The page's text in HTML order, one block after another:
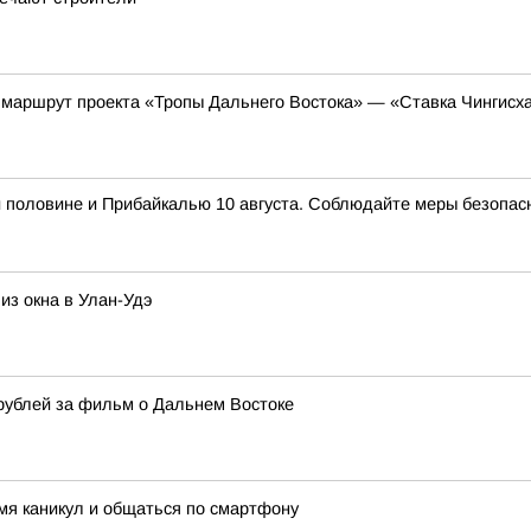
проекта «Тропы Дальнего Востока» — «Ставка
и Прибайкалью 10 августа. Соблюдайте меры
окна в Улан-Удэ
за фильм о Дальнем Востоке
каникул и общаться по смартфону